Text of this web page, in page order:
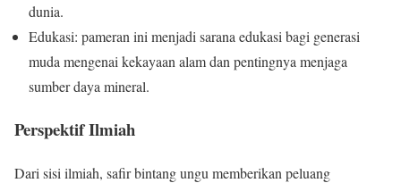
dunia.
Edukasi: pameran ini menjadi sarana edukasi bagi generasi
muda mengenai kekayaan alam dan pentingnya menjaga
sumber daya mineral.
Perspektif Ilmiah
Dari sisi ilmiah, safir bintang ungu memberikan peluang